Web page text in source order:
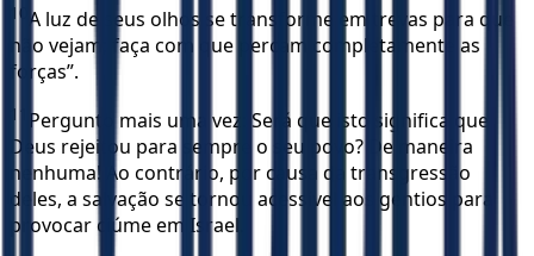
10 A luz de seus olhos se transforme em trevas para que
não vejam; faça com que percam completamente as
forças”.
11
Pergunto mais uma vez: Será que isto significa que
Deus rejeitou para sempre o seu povo? De maneira
nenhuma! Ao contrário, por causa da transgressão
deles, a salvação se tornou acessível aos gentios para
provocar ciúme em Israel.